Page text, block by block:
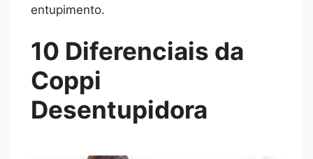
entupimento.
10 Diferenciais da
Coppi
Desentupidora